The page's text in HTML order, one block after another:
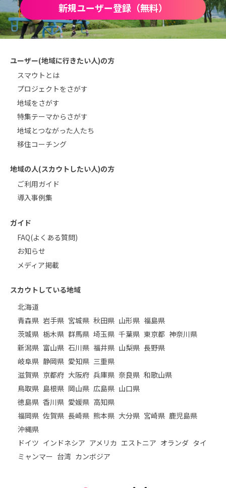
新規ユーザー登録（無料）
ユーザー(地域に行きたい人)の方
スマウトとは
プロジェクトをさがす
地域をさがす
特集テーマからさがす
地域とつながった人たち
移住コーチング
地域の人(スカウトしたい人)の方
ご利用ガイド
導入事例集
ガイド
FAQ(よくある質問)
お知らせ
メディア掲載
スカウトしている地域
北海道
青森県 岩手県 宮城県 秋田県 山形県 福島県
茨城県 栃木県 群馬県 埼玉県 千葉県 東京都 神奈川県
新潟県 富山県 石川県 福井県 山梨県 長野県
岐阜県 静岡県 愛知県 三重県
滋賀県 京都府 大阪府 兵庫県 奈良県 和歌山県
鳥取県 島根県 岡山県 広島県 山口県
徳島県 香川県 愛媛県 高知県
福岡県 佐賀県 長崎県 熊本県 大分県 宮崎県 鹿児島県
沖縄県
ドイツ インドネシア アメリカ エストニア オランダ タイ
ミャンマー 台湾 カンボジア